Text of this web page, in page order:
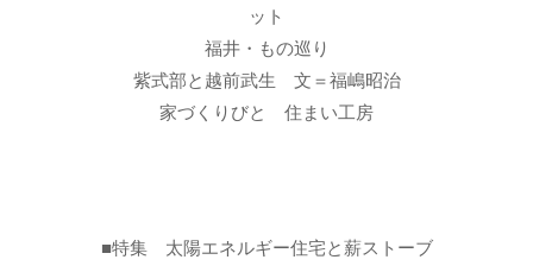
ット
福井・もの巡り
紫式部と越前武生 文＝福嶋昭治
家づくりびと 住まい工房
■特集 太陽エネルギー住宅と薪ストーブ